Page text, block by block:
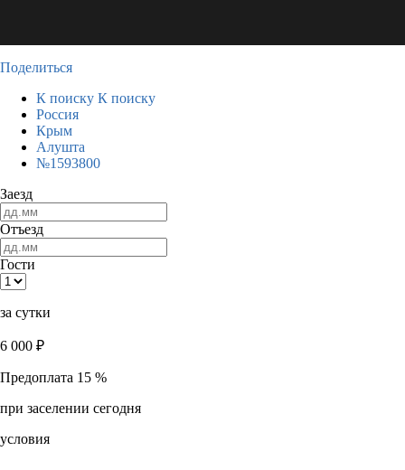
Поделиться
К поиску К поиску
Россия
Крым
Алушта
№1593800
Заезд
Отъезд
Гости
за сутки
6 000 ₽
Предоплата 15 %
при заселении сегодня
условия